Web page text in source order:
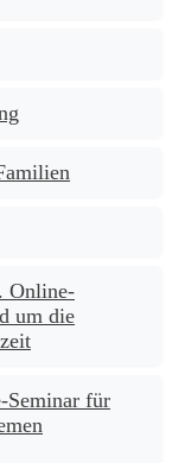
Online-
um die
Seminar für